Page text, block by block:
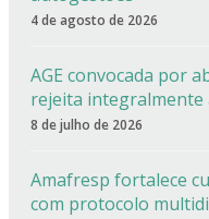
4 de agosto de 2026
AGE convocada por
rejeita integralmente
8 de julho de 2026
Amafresp fortalece
com protocolo